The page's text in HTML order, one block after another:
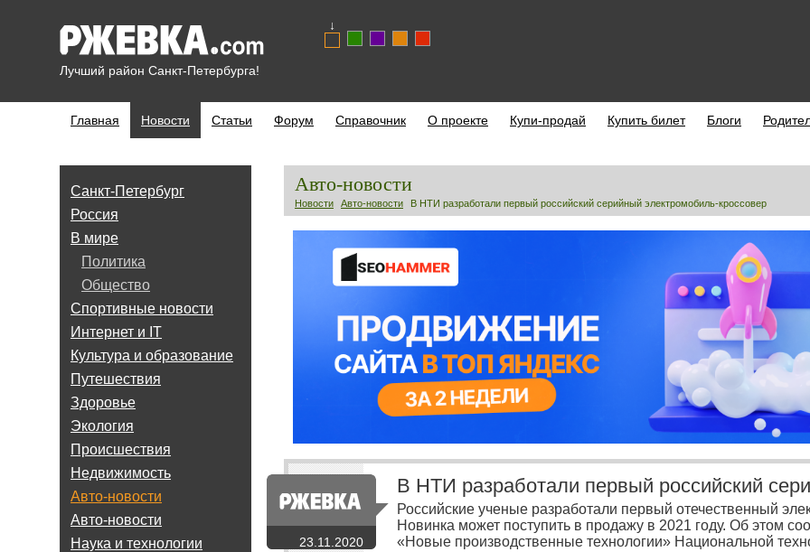
Лучший район Санкт-Петербурга!
↓
Главная Новости Статьи Форум Справочник О проекте Купи-продай Купить билет Блоги
Санкт-Петербург
Россия
В мире
Политика
Общество
Спортивные новости
Интернет и IT
Культура и образование
Путешествия
Здоровье
Экология
Происшествия
Недвижимость
Авто-новости
Авто-новости
Наука и технологии
Авто-новости
Новости Авто-новости В НТИ разработали первый российский серийный электромобиль-кроссовер
23.11.2020
В НТИ разработали первый российский
Российские ученые разработали первый отечественный
Новинка может поступить в продажу в 2021 году. Об этом
«Новые производственные технологии» Национальной